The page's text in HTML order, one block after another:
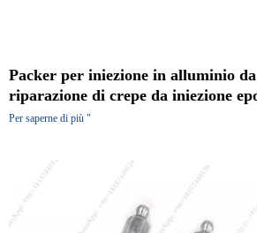
Packer per iniezione in alluminio
riparazione di crepe da iniezione
Per saperne di più "